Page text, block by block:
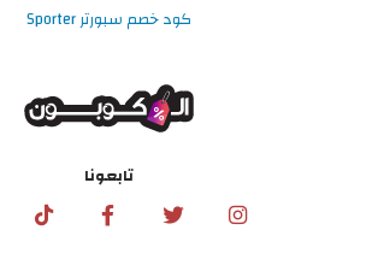
كود خصم سبورتر Sporter
تابعونا